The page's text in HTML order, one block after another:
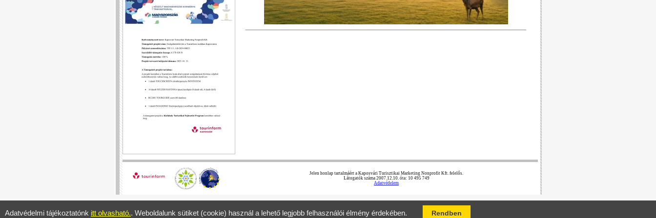
Jelen honlap tartalmáért a Kaposvári Turisztikai Marketing Nonprofit Kft. felelős.
Látogatók száma 2007.12.10. óta: 10 495 749
Adatvédelem
Adatvédelmi tájékoztatónk itt olvasható.. Weboldalunk sütiket (cookie) használ a lehető legjobb felhasználói élmény érdekében. Rendben